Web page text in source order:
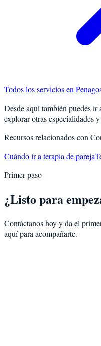
Todos los servicios en
Desde aquí también puedes ir
explorar otras especialidades
Recursos relacionados con
Cuándo ir a terapia de pareja
Primer paso
¿Listo para
Contáctanos hoy y da el
aquí para acompañarte.